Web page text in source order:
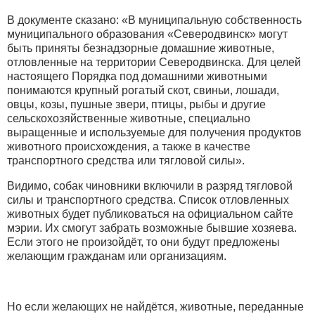
В документе сказано: «В муниципальную собственность
муниципального образования «Северодвинск» могут
быть приняты безнадзорные домашние животные,
отловленные на территории Северодвинска. Для целей
настоящего Порядка под домашними животными
понимаются крупный рогатый скот, свиньи, лошади,
овцы, козы, пушные звери, птицы, рыбы и другие
сельскохозяйственные животные, специально
выращенные и используемые для получения продуктов
животного происхождения, а также в качестве
транспортного средства или тягловой силы».
Видимо, собак чиновники включили в разряд тягловой
силы и транспортного средства. Список отловленных
животных будет публиковаться на официальном сайте
мэрии. Их смогут забрать возможные бывшие хозяева.
Если этого не произойдёт, то они будут предложены
желающим гражданам или организациям.
Но если желающих не найдётся, животные, переданные